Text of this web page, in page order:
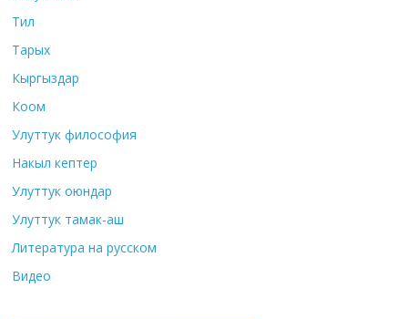
Тил
Тарых
Кыргыздар
Коом
Улуттук философия
Накыл кептер
Улуттук оюндар
Улуттук тамак-аш
Литература на русском
Видео